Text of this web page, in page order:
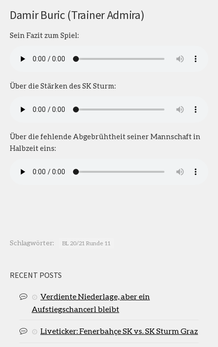
Damir Buric (Trainer Admira)
Sein Fazit zum Spiel:
Über die Stärken des SK Sturm:
Über die fehlende Abgebrühtheit seiner Mannschaft in
Halbzeit eins:
Schlagwörter: BL 20/21 Runde 11
RECENT POSTS
Verdiente Niederlage, aber ein
Aufstiegschancerl bleibt
Liveticker: Fenerbahçe SK vs. SK Sturm Graz